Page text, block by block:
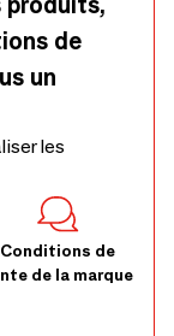
de
un
les
Conditions de
de la marque